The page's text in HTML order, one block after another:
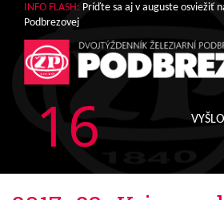
INFO FLASH: Príďte sa aj v auguste osviežiť
Podbrezovej
16